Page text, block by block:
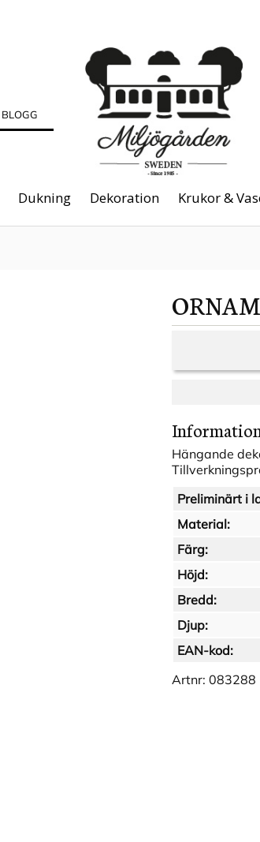
BLOGG
Dukning Dekoration Krukor &
Hängande
Preliminärt i
Material:
Färg:
Höjd:
Bredd:
Djup:
EAN-kod:
Artnr: 083288